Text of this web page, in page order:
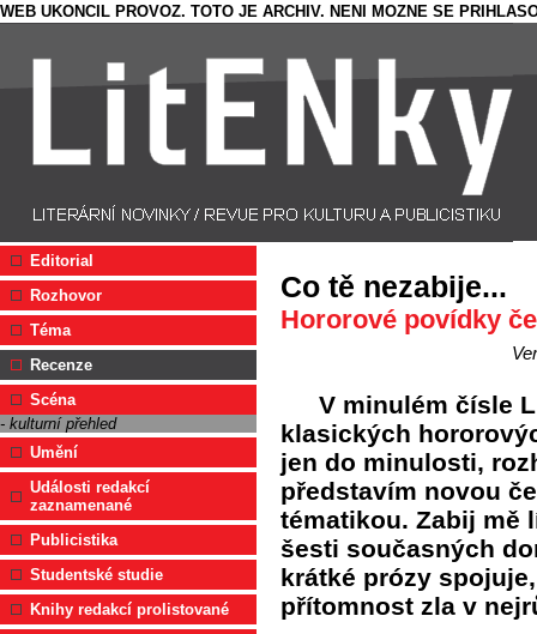
WEB UKONCIL PROVOZ. TOTO JE ARCHIV. NENI MOZNE SE
Editorial
Rozhovor
Téma
Recenze
Scéna
- kulturní přehled
Umění
Události redakcí
zaznamenané
Publicistika
Studentské studie
Knihy redakcí prolistované
Co tě nezabije...
Hororové povídky
V minulém čísle
klasických
jen do minulosti,
představím novou
tématikou. Zabij mě
šesti současných
krátké prózy
přítomnost zla v